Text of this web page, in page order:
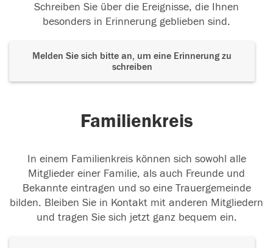
Schreiben Sie über die Ereignisse, die Ihnen
besonders in Erinnerung geblieben sind.
Melden Sie sich bitte an, um eine Erinnerung zu
schreiben
Familienkreis
In einem Familienkreis können sich sowohl alle
Mitglieder einer Familie, als auch Freunde und
Bekannte eintragen und so eine Trauergemeinde
bilden. Bleiben Sie in Kontakt mit anderen Mitgliedern
und tragen Sie sich jetzt ganz bequem ein.